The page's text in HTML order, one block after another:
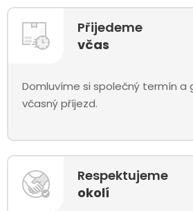
Přijedeme
včas
Domluvíme si společný termín a
včasný příjezd.
Respektujeme
okolí